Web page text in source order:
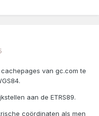
van gc.com te
aan de ETRS89.
coördinaten als men